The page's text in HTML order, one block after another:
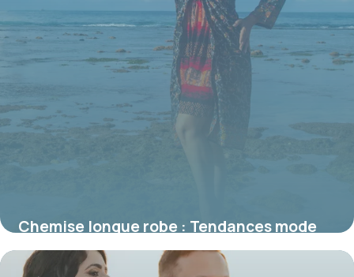
Chemise longue robe : Tendances mode
2026